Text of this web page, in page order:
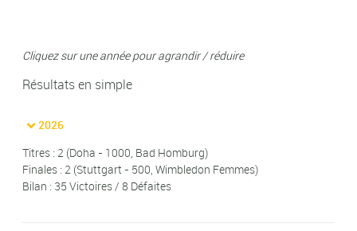
Cliquez sur une année pour agrandir / réduire
Résultats en simple
2026
Titres : 2 (Doha - 1000, Bad Homburg)
Finales : 2 (Stuttgart - 500, Wimbledon Femmes)
Bilan : 35 Victoires / 8 Défaites